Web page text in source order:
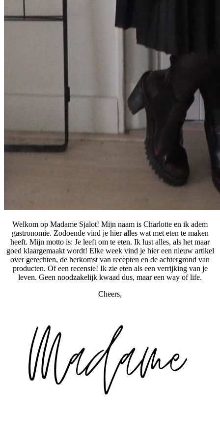
Welkom op Madame Sjalot! Mijn naam is Charlotte en ik adem
gastronomie. Zodoende vind je hier alles wat met eten te maken
heeft. Mijn motto is: Je leeft om te eten. Ik lust alles, als het maar
goed klaargemaakt wordt! Elke week vind je hier een nieuw artikel
over gerechten, de herkomst van recepten en de achtergrond van
producten. Of een recensie! Ik zie eten als een verrijking van je
leven. Geen noodzakelijk kwaad dus, maar een way of life.
Cheers,